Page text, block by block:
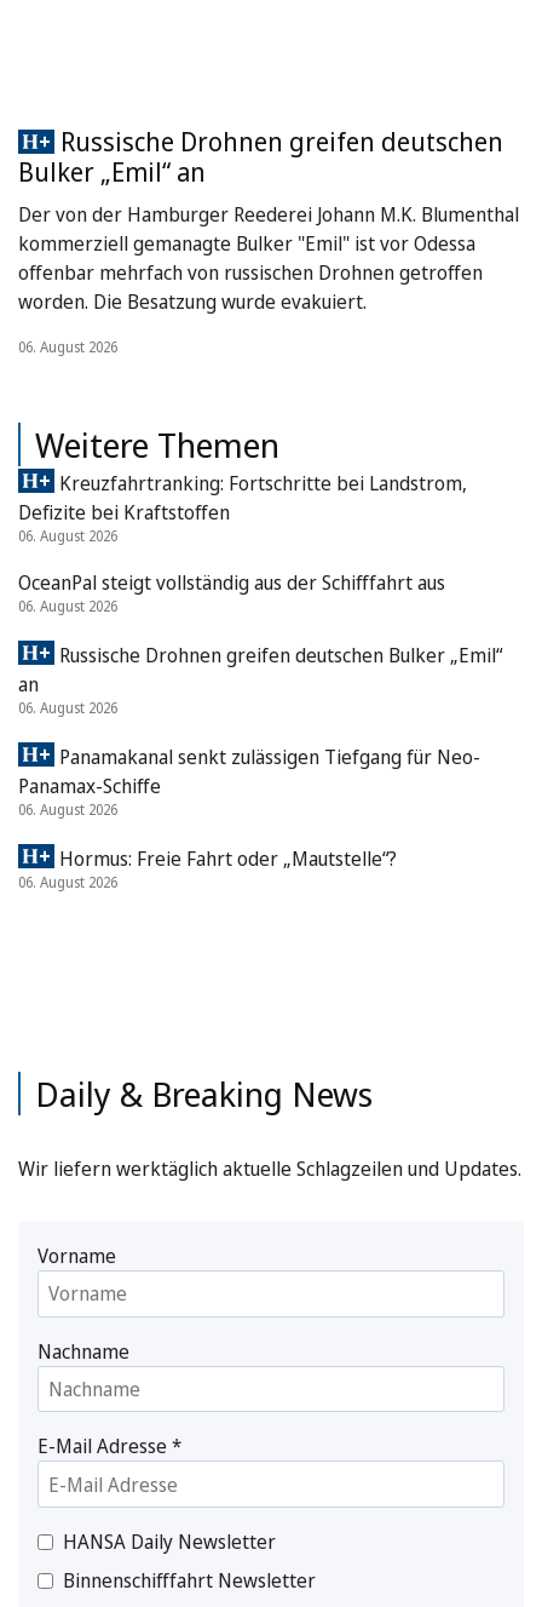
Russische Drohnen greifen deutschen
Bulker „Emil“ an
Der von der Hamburger Reederei Johann M.K. Blumenthal
kommerziell gemanagte Bulker "Emil" ist vor Odessa
offenbar mehrfach von russischen Drohnen getroffen
worden. Die Besatzung wurde evakuiert.
06. August 2026
Weitere Themen
Kreuzfahrtranking: Fortschritte bei Landstrom,
Defizite bei Kraftstoffen
06. August 2026
OceanPal steigt vollständig aus der Schifffahrt aus
06. August 2026
Russische Drohnen greifen deutschen Bulker „Emil“
an
06. August 2026
Panamakanal senkt zulässigen Tiefgang für Neo-
Panamax-Schiffe
06. August 2026
Hormus: Freie Fahrt oder „Mautstelle“?
06. August 2026
Daily & Breaking News
Wir liefern werktäglich aktuelle Schlagzeilen und Updates.
Vorname
Nachname
E-Mail Adresse*
HANSA Daily Newsletter
Binnenschifffahrt Newsletter